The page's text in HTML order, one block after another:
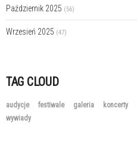
Październik 2025 (56)
Wrzesień 2025 (47)
TAG CLOUD
audycje festiwale galeria koncerty
wywiady